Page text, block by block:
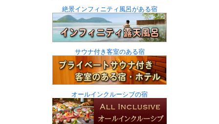
絶景インフィニティ風呂がある宿
サウナ付き客室のある宿
オールインクルーシブの宿